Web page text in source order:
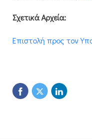
Σχετικά Αρχεία:
Επιστολή προς τον